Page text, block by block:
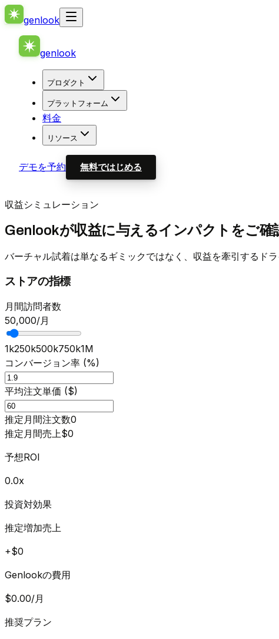
genlook
genlook
プロダクト
プラットフォーム
料金
リソース
デモを予約 無料ではじめる
収益シミュレーション
Genlookが収益に与えるインパクトをご確
バーチャル試着は単なるギミックではなく、収益を牽引するド
ストアの指標
月間訪問者数
50,000/月
1k250k500k750k1M
コンバージョン率 (%)
平均注文単価 ($)
推定月間注文数0
推定月間売上$0
予想ROI
0.0x
投資対効果
推定増加売上
+$0
Genlookの費用
$0.00/月
推奨プラン